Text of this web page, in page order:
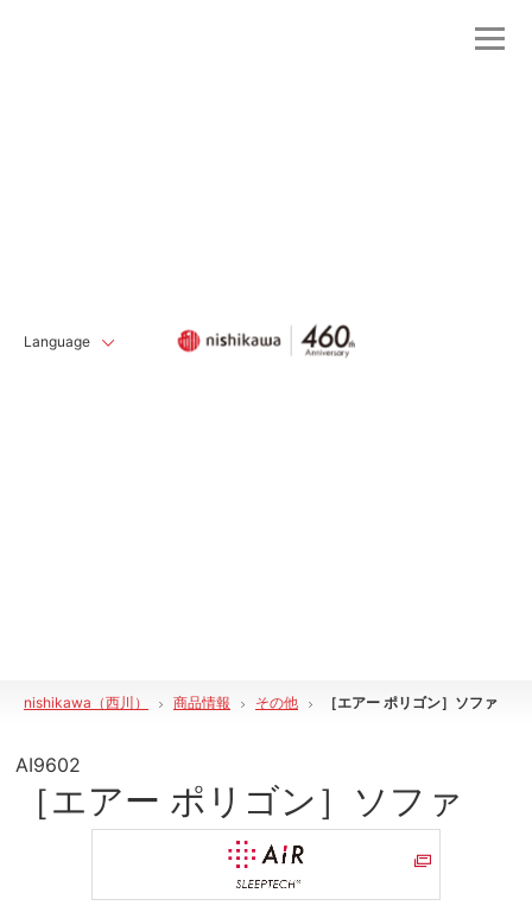
Language
nishikawa（西川） 商品情報 その他 ［エアー ポリゴン］ソファ
AI9602
［エアー ポリゴン］ソファ